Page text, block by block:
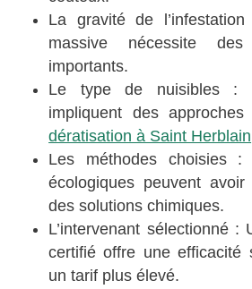
La gravité de
massive nécessite
importants.
Le type de nuisibles :
impliquent des
dératisation à Saint Herblain
Les méthodes choisies :
écologiques peuvent
des solutions chimiques.
L’intervenant sélectionné :
certifié offre une efficacité
un tarif plus élevé.